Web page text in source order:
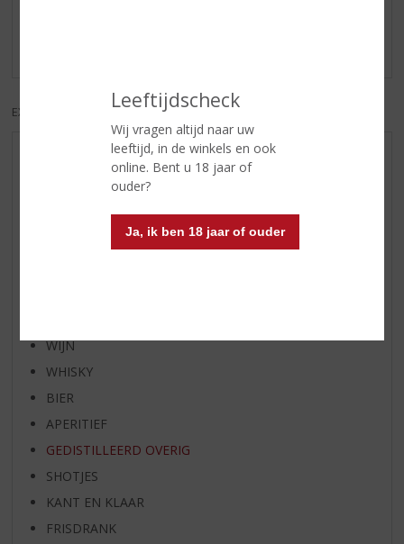
Leeftijdscheck
Wij vragen altijd naar uw
leeftijd, in de winkels en ook
online. Bent u 18 jaar of
ouder?
Ja, ik ben 18 jaar of ouder
EXCL. BTW INCL. BTW
AANBIEDINGEN
WIJN VAN DE MAAND
WHISKY VAN DE MAAND
RUM VAN DE MAAND
WIJN
WHISKY
BIER
APERITIEF
GEDISTILLEERD OVERIG
SHOTJES
KANT EN KLAAR
FRISDRANK